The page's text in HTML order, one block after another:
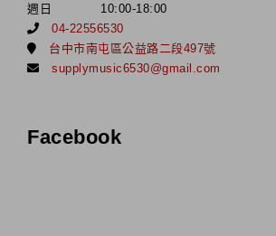
週日 10:00-18:00
04-22556530
台中市南屯區公益路二段497號
supplymusic6530@gmail.com
Facebook